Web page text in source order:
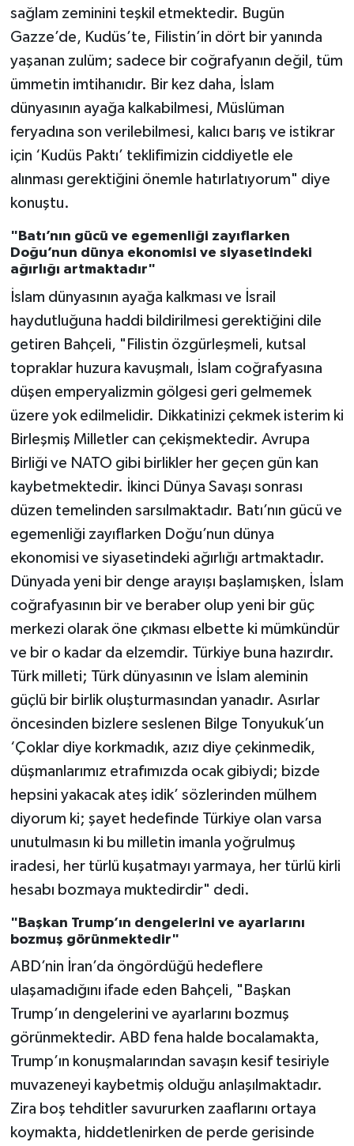
sağlam zeminini teşkil etmektedir. Bugün
Gazze’de, Kudüs’te, Filistin’in dört bir yanında
yaşanan zulüm; sadece bir coğrafyanın değil, tüm
ümmetin imtihanıdır. Bir kez daha, İslam
dünyasının ayağa kalkabilmesi, Müslüman
feryadına son verilebilmesi, kalıcı barış ve istikrar
için ‘Kudüs Paktı’ teklifimizin ciddiyetle ele
alınması gerektiğini önemle hatırlatıyorum" diye
konuştu.
"Batı’nın gücü ve egemenliği zayıflarken
Doğu’nun dünya ekonomisi ve siyasetindeki
ağırlığı artmaktadır"
İslam dünyasının ayağa kalkması ve İsrail
haydutluğuna haddi bildirilmesi gerektiğini dile
getiren Bahçeli, "Filistin özgürleşmeli, kutsal
topraklar huzura kavuşmalı, İslam coğrafyasına
düşen emperyalizmin gölgesi geri gelmemek
üzere yok edilmelidir. Dikkatinizi çekmek isterim ki
Birleşmiş Milletler can çekişmektedir. Avrupa
Birliği ve NATO gibi birlikler her geçen gün kan
kaybetmektedir. İkinci Dünya Savaşı sonrası
düzen temelinden sarsılmaktadır. Batı’nın gücü ve
egemenliği zayıflarken Doğu’nun dünya
ekonomisi ve siyasetindeki ağırlığı artmaktadır.
Dünyada yeni bir denge arayışı başlamışken, İslam
coğrafyasının bir ve beraber olup yeni bir güç
merkezi olarak öne çıkması elbette ki mümkündür
ve bir o kadar da elzemdir. Türkiye buna hazırdır.
Türk milleti; Türk dünyasının ve İslam aleminin
güçlü bir birlik oluşturmasından yanadır. Asırlar
öncesinden bizlere seslenen Bilge Tonyukuk’un
‘Çoklar diye korkmadık, azız diye çekinmedik,
düşmanlarımız etrafımızda ocak gibiydi; bizde
hepsini yakacak ateş idik’ sözlerinden mülhem
diyorum ki; şayet hedefinde Türkiye olan varsa
unutulmasın ki bu milletin imanla yoğrulmuş
iradesi, her türlü kuşatmayı yarmaya, her türlü kirli
hesabı bozmaya muktedirdir" dedi.
"Başkan Trump’ın dengelerini ve ayarlarını
bozmuş görünmektedir"
ABD’nin İran’da öngördüğü hedeflere
ulaşamadığını ifade eden Bahçeli, "Başkan
Trump’ın dengelerini ve ayarlarını bozmuş
görünmektedir. ABD fena halde bocalamakta,
Trump’ın konuşmalarından savaşın kesif tesiriyle
muvazeneyi kaybetmiş olduğu anlaşılmaktadır.
Zira boş tehditler savururken zaaflarını ortaya
koymakta, hiddetlenirken de perde gerisinde